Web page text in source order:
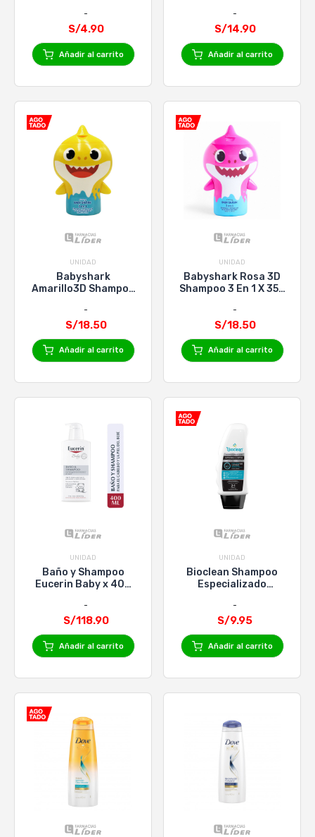
90 Ml
S/4.90
Añadir al carrito
Carbón Activado -
Tubo 300 Ml
S/14.90
Añadir al carrito
UNIDAD
Babyshark
Amarillo3D Shampoo
S/18.50
Añadir al carrito
UNIDAD
Babyshark Rosa 3D
Shampoo 3 En 1 X 350
S/18.50
Añadir al carrito
UNIDAD
Baño y Shampoo
Eucerin Baby x 400
S/118.90
Añadir al carrito
UNIDAD
Bioclean Shampoo
Especializado
Frasco 150 Ml
S/9.95
Añadir al carrito